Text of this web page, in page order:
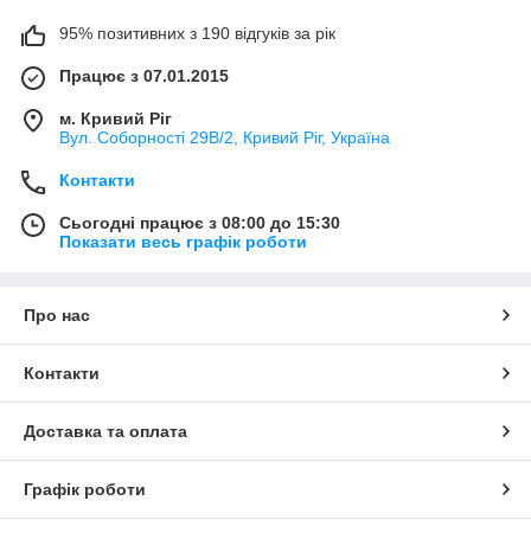
95% позитивних з 190 відгуків за рік
Працює з 07.01.2015
м. Кривий Ріг
Вул. Соборності 29В/2, Кривий Ріг, Україна
Контакти
Сьогодні працює з 08:00 до 15:30
Показати весь графік роботи
Про нас
Контакти
Доставка та оплата
Графік роботи